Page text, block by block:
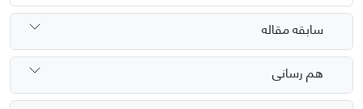
سابقه مقاله
هم رسانی